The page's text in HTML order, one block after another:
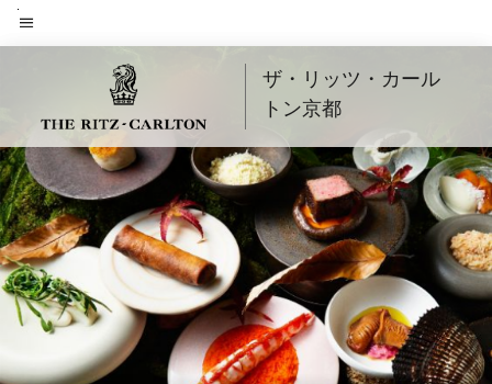
Skip
toメニューのテキスト
ザ・リッツ・カール
トン京都